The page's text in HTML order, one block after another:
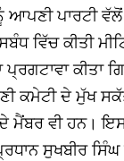
ਪਾਰਟੀ
ਵਿੱਚ ਕੀਤੀ
ਕੀਤਾ
ਕਮੇਟੀ ਦੇ ਮੁੱਖ
ਮੈਂਬਰ ਵੀ ਹਨ।
ਸੁਖਬੀਰ ਸਿੰਘ